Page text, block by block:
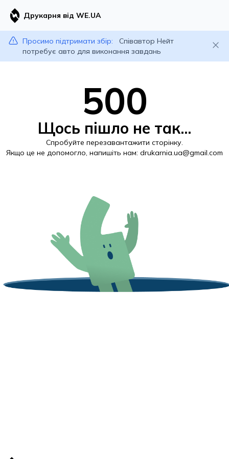
Друкарня від WE.UA
Просимо підтримати збір:
Співавтор Нейт
потребує авто для виконання завдань
500
Щось пішло не так...
Спробуйте перезавантажити сторінку.
Якщо це не допомогло, напишіть нам: drukarnia.ua@gmail.com